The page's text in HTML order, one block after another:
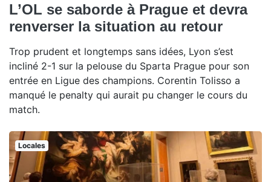
L’OL se saborde à Prague et devra
renverser la situation au retour
Trop prudent et longtemps sans idées, Lyon s’est
incliné 2-1 sur la pelouse du Sparta Prague pour son
entrée en Ligue des champions. Corentin Tolisso a
manqué le penalty qui aurait pu changer le cours du
match.
Locales